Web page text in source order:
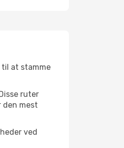
at stamme
ruter
mest
ved